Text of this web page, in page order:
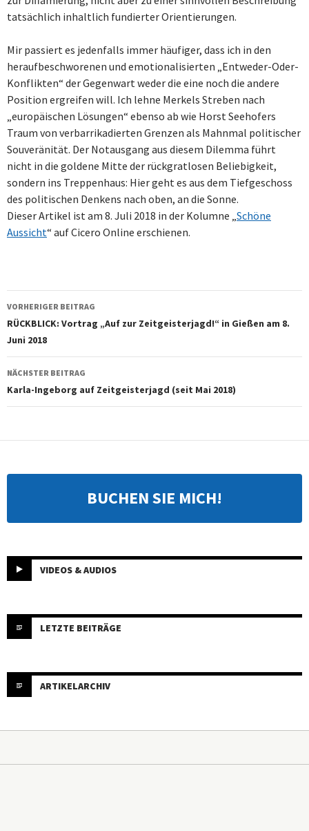
tatsächlich inhaltlich fundierter Orientierungen.
Mir passiert es jedenfalls immer häufiger, dass ich in den
heraufbeschworenen und emotionalisierten „Entweder-Oder-
Konflikten“ der Gegenwart weder die eine noch die andere
Position ergreifen will. Ich lehne Merkels Streben nach
„europäischen Lösungen“ ebenso ab wie Horst Seehofers
Traum von verbarrikadierten Grenzen als Mahnmal politischer
Souveränität. Der Notausgang aus diesem Dilemma führt
nicht in die goldene Mitte der rückgratlosen Beliebigkeit,
sondern ins Treppenhaus: Hier geht es aus dem Tiefgeschoss
des politischen Denkens nach oben, an die Sonne.
Dieser Artikel ist am 8. Juli 2018 in der Kolumne „Schöne
Aussicht“ auf Cicero Online erschienen.
Beitragsnavigation
VORHERIGER BEITRAG
RÜCKBLICK: Vortrag „Auf zur Zeitgeisterjagd!“ in Gießen am 8.
Juni 2018
NÄCHSTER BEITRAG
Karla-Ingeborg auf Zeitgeisterjagd (seit Mai 2018)
BUCHEN SIE MICH!
VIDEOS & AUDIOS
LETZTE BEITRÄGE
ARTIKELARCHIV